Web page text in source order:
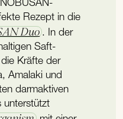
Rezept in die
Duo . In der
Saft-
Kräfte der
Amalaki und
darmaktiven
unterstützt